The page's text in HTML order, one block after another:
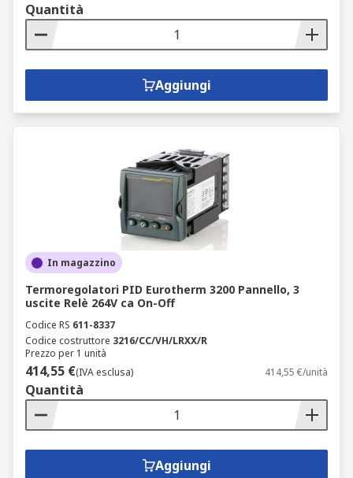
Quantità
Aggiungi
In magazzino
Termoregolatori PID Eurotherm 3200 Pannello, 3
uscite Relè 264V ca On-Off
Codice RS 611-8337
Codice costruttore 3216/CC/VH/LRXX/R
Prezzo per 1 unità
414,55 €(IVA esclusa) 414,55 €/unità
Quantità
Aggiungi